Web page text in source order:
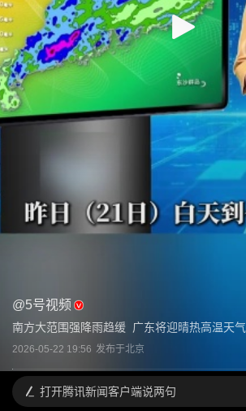
@5号视频
南方大范围强降雨趋缓  广东将迎晴热高温天气
2026-05-22 19:56 发布于北京
打开腾讯新闻客户端说两句